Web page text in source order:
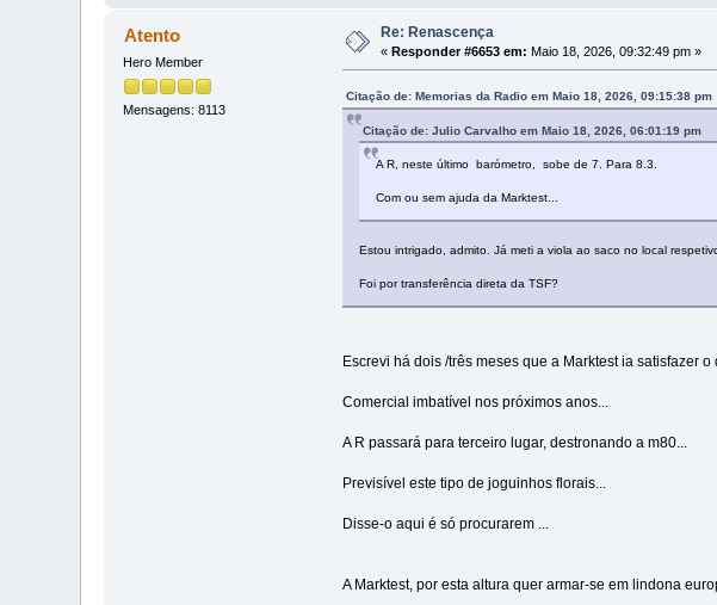
Atento
Hero Member
Mensagens: 8113
Re: Renascença
«Responder #6653 em: Maio 18, 2026, 09:32:49 pm »
Citação de: Memorias da Radio em Maio 18, 2026, 09:15:38 pm
Citação de: Julio Carvalho em Maio 18, 2026, 06:01:19 pm
A R, neste último barómetro, sobe de 7. Para 8.3.
Com ou sem ajuda da Marktest...
Estou intrigado, admito. Já meti a viola ao saco no local
Foi por transferência direta da TSF?
Escrevi há dois /três meses que a Marktest ia satisfazer o
Comercial imbatível nos próximos anos...
A R passará para terceiro lugar, destronando a m80...
Previsível este tipo de joguinhos florais...
Disse-o aqui é só procurarem ...
A Marktest, por esta altura quer armar-se em lindona